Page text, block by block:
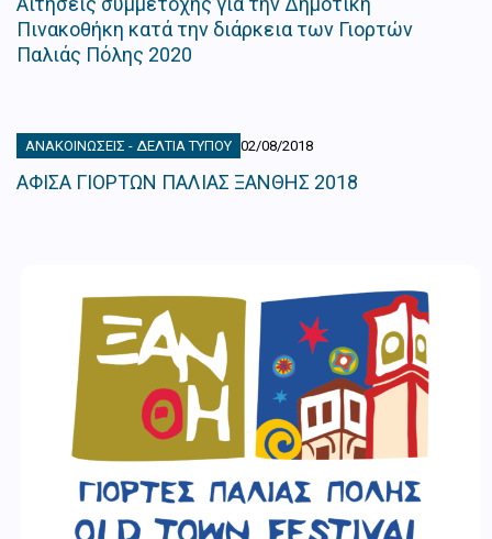
Πινακοθήκη κατά την διάρκεια των Γιορτών
Παλιάς Πόλης 2020
ΑΝΑΚΟΙΝΏΣΕΙΣ - ΔΕΛΤΊΑ ΤΎΠΟΥ 02/08/2018
ΑΦΙΣΑ ΓΙΟΡΤΩΝ ΠΑΛΙΑΣ ΞΑΝΘΗΣ 2018